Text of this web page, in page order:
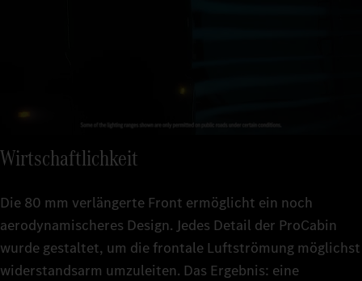
Wirtschaftlichkeit
Die 80 mm verlängerte Front ermöglicht ein noch
aerodynamischeres Design. Jedes Detail der ProCabin
wurde gestaltet, um die frontale Luftströmung möglichst
widerstandsarm umzuleiten. Das Ergebnis: eine